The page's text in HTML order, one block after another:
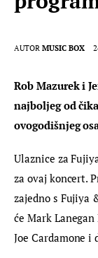
AUTOR MUSIC BOX
Rob Mazurek i
najboljeg od
ovogodišnjeg
Ulaznice za
za ovaj koncert.
zajedno s Fujiya
će Mark
Joe Cardamone i